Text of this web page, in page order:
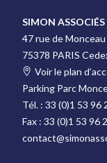
SIMON ASSOCIÉS
47 rue de Monceau
75378 PARIS
Voir le plan
Parking Parc
Tél. :33 (0)1 53 96
Fax :33 (0)1 53 96